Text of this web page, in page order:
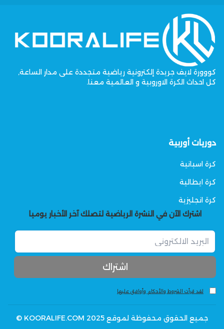
كووورة لايف جريدة إلكترونية رياضية متجددة على مدار الساعة,
كل احداث الكرة الاوروبية و العالمية معنا.
دوريات أوربية
كرة اسبانية
كرة ايطالية
كرة انجليزية
اشترك الآن في النشرة الرياضية لتصلك آخر الأخبار يوميا
لقد قرأت الشروط والأحكام وأوافق عليها
جميع الحقوق محفوظة لموقع KOORALIFE.COM 2025 ©